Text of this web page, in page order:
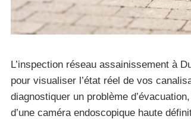
L’inspection réseau assainissement à
pour visualiser l’état réel de vos
diagnostiquer un problème
d’une caméra endoscopique haute